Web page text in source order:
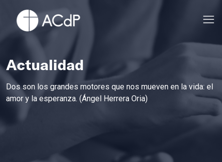
Actualidad
Dos son los grandes motores que nos mueven en la vida: el
amor y la esperanza. (Ángel Herrera Oria)